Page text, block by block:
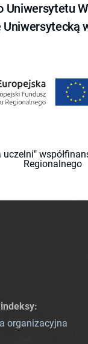
Uniwersytetu
Regionalnego
:
organizacyjna